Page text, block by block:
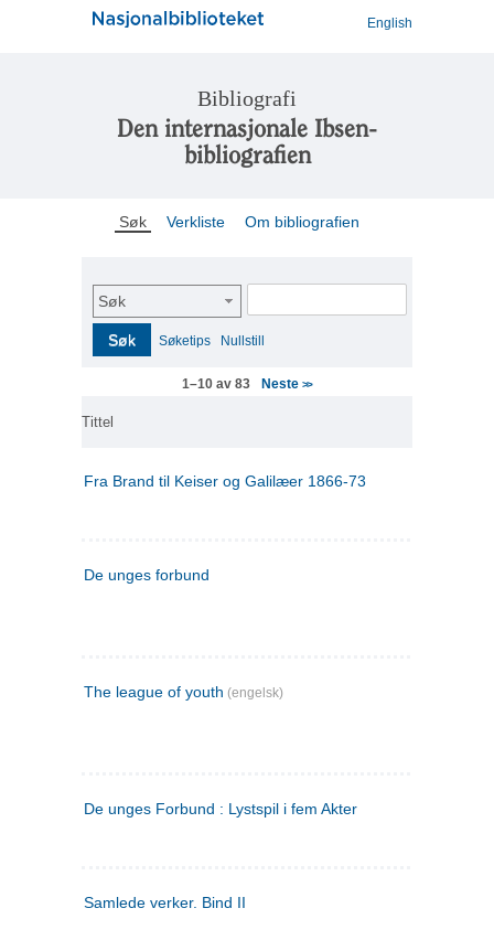
English
Bibliografi
Den internasjonale Ibsen-
bibliografien
Søk Verkliste Om bibliografien
Søk
Søk Søketips Nullstill
1–10 av 83 Neste>>
Tittel
Fra Brand til Keiser og Galilæer 1866-73
De unges forbund
The league of youth (engelsk)
De unges Forbund : Lystspil i fem Akter
Samlede verker. Bind II